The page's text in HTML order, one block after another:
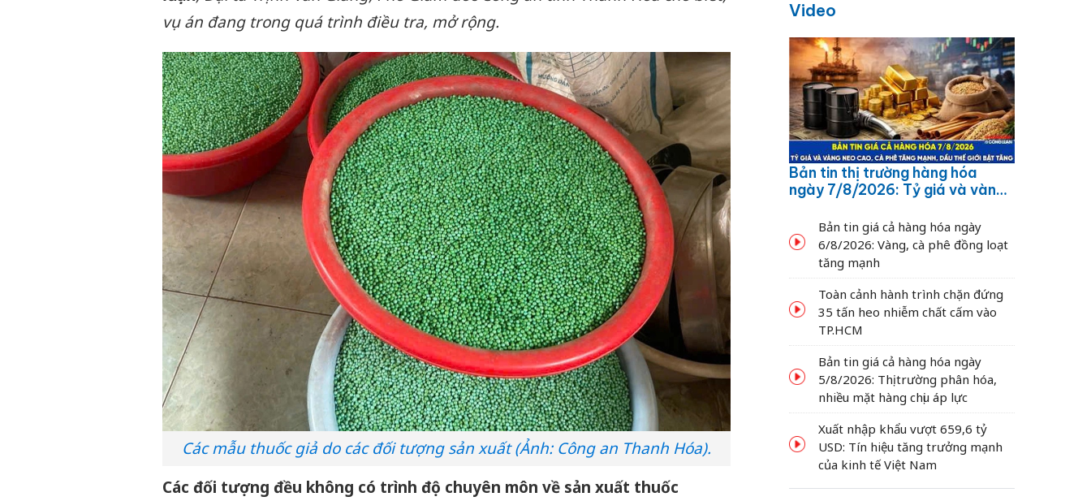
vụ án đang trong quá trình điều tra, mở rộng.
Các mẫu thuốc giả do các đối tượng sản xuất (Ảnh: Công an Thanh Hóa).
Các đối tượng đều không có trình độ chuyên môn về sản xuất thuốc
Video
Bản tin thị trường hàng hóa
ngày 7/8/2026: Tỷ giá và vàng
dầu thế giới bật tăng
Bản tin giá cả hàng hóa ngày
6/8/2026: Vàng, cà phê đồng loạt
tăng mạnh
Toàn cảnh hành trình chặn đứng
35 tấn heo nhiễm chất cấm vào
TP.HCM
Bản tin giá cả hàng hóa ngày
5/8/2026: Thị trường phân hóa,
nhiều mặt hàng chịu áp lực
Xuất nhập khẩu vượt 659,6 tỷ
USD: Tín hiệu tăng trưởng mạnh
của kinh tế Việt Nam